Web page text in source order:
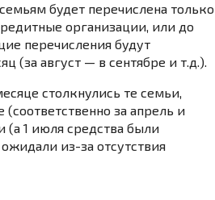
будет перечислена только
организации, или до
перечисления будут
(за август — в сентябре и т.д.).
столкнулись те семьи,
за апрель и
1 июля средства были
из-за отсутствия